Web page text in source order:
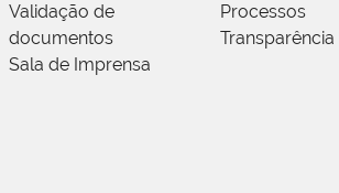
Validação de
documentos
Sala de Imprensa
Processos